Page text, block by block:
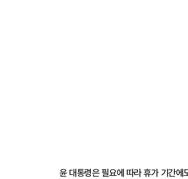
윤 대통령은 필요에 따라 휴가 기간